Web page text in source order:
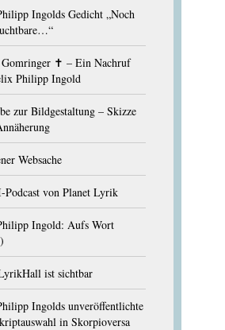
Ingolds Gedicht „Noch
Gomringer ✝︎ – Ein Nachruf
Philipp Ingold
zur Bildgestaltung – Skizze
Websache
von Planet Lyrik
Ingold: Aufs Wort
ist sichtbar
Ingolds unveröffentlichte
in Skorpioversa